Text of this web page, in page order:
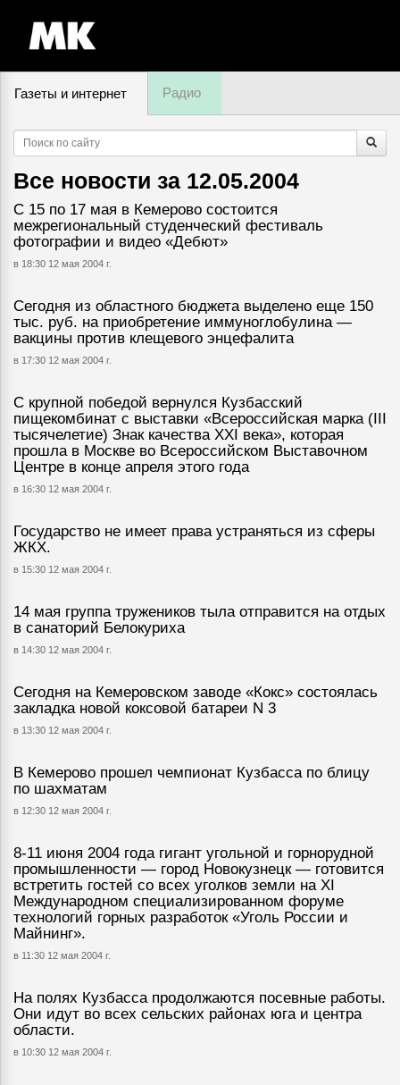
Газеты и интернет Радио
Все новости за 12.05.2004
С 15 по 17 мая в Кемерово состоится
межрегиональный студенческий фестиваль
фотографии и видео «Дебют»
в 18:30 12 мая 2004 г.
Сегодня из областного бюджета выделено еще 150
тыс. руб. на приобретение иммуноглобулина —
вакцины против клещевого энцефалита
в 17:30 12 мая 2004 г.
С крупной победой вернулся Кузбасский
пищекомбинат с выставки «Всероссийская марка (III
тысячелетие) Знак качества XXI века», которая
прошла в Москве во Всероссийском Выставочном
Центре в конце апреля этого года
в 16:30 12 мая 2004 г.
Государство не имеет права устраняться из сферы
ЖКХ.
в 15:30 12 мая 2004 г.
14 мая группа тружеников тыла отправится на отдых
в санаторий Белокуриха
в 14:30 12 мая 2004 г.
Сегодня на Кемеровском заводе «Кокс» состоялась
закладка новой коксовой батареи N 3
в 13:30 12 мая 2004 г.
В Кемерово прошел чемпионат Кузбасса по блицу
по шахматам
в 12:30 12 мая 2004 г.
8-11 июня 2004 года гигант угольной и горнорудной
промышленности — город Новокузнецк — готовится
встретить гостей со всех уголков земли на XI
Международном специализированном форуме
технологий горных разработок «Уголь России и
Майнинг».
в 11:30 12 мая 2004 г.
На полях Кузбасса продолжаются посевные работы.
Они идут во всех сельских районах юга и центра
области.
в 10:30 12 мая 2004 г.